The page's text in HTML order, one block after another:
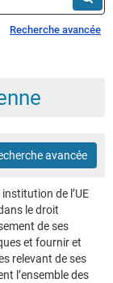
Recherche avancée
avancée
de l’UE
le droit
de ses
et fournir et
relevant de ses
l’ensemble des